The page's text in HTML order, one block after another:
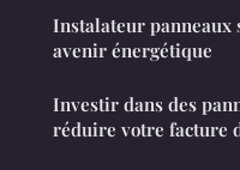
Instalateur panneaux
avenir énergétique
Investir dans des
réduire votre facture